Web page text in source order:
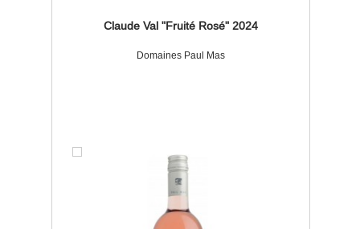
Claude Val "Fruité Rosé" 2024
Domaines Paul Mas